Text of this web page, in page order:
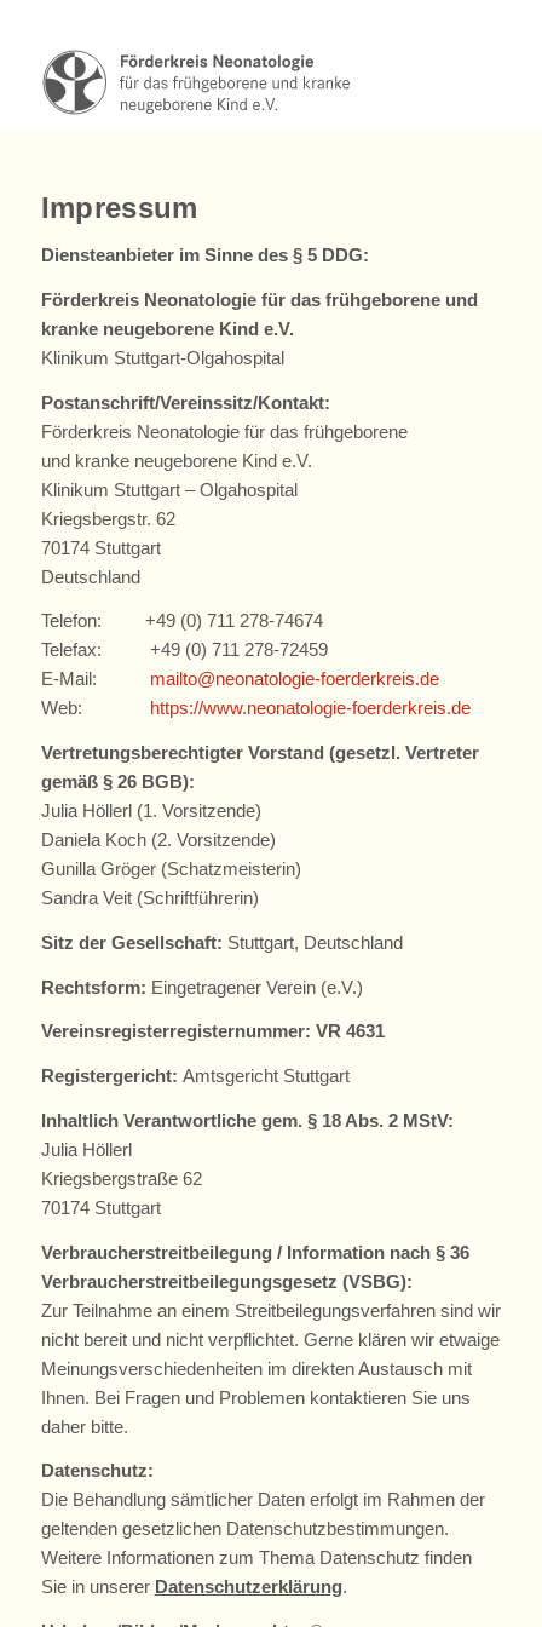
Impressum
Diensteanbieter im Sinne des § 5 DDG:
Förderkreis Neonatologie für das frühgeborene und
kranke neugeborene Kind e.V.
Klinikum Stuttgart-Olgahospital
Postanschrift/Vereinssitz/Kontakt:
Förderkreis Neonatologie für das frühgeborene
und kranke neugeborene Kind e.V.
Klinikum Stuttgart – Olgahospital
Kriegsbergstr. 62
70174 Stuttgart
Deutschland
Telefon: +49 (0) 711 278-74674
Telefax: +49 (0) 711 278-72459
E-Mail: mailto@neonatologie-foerderkreis.de
Web: https://www.neonatologie-foerderkreis.de
Vertretungsberechtigter Vorstand (gesetzl. Vertreter
gemäß § 26 BGB):
Julia Höllerl (1. Vorsitzende)
Daniela Koch (2. Vorsitzende)
Gunilla Gröger (Schatzmeisterin)
Sandra Veit (Schriftführerin)
Sitz der Gesellschaft: Stuttgart, Deutschland
Rechtsform: Eingetragener Verein (e.V.)
Vereinsregisterregisternummer: VR 4631
Registergericht: Amtsgericht Stuttgart
Inhaltlich Verantwortliche gem. § 18 Abs. 2 MStV:
Julia Höllerl
Kriegsbergstraße 62
70174 Stuttgart
Verbraucherstreitbeilegung / Information nach § 36
Verbraucherstreitbeilegungsgesetz (VSBG):
Zur Teilnahme an einem Streitbeilegungsverfahren sind wir
nicht bereit und nicht verpflichtet. Gerne klären wir etwaige
Meinungsverschiedenheiten im direkten Austausch mit
Ihnen. Bei Fragen und Problemen kontaktieren Sie uns
daher bitte.
Datenschutz:
Die Behandlung sämtlicher Daten erfolgt im Rahmen der
geltenden gesetzlichen Datenschutzbestimmungen.
Weitere Informationen zum Thema Datenschutz finden
Sie in unserer Datenschutzerklärung.